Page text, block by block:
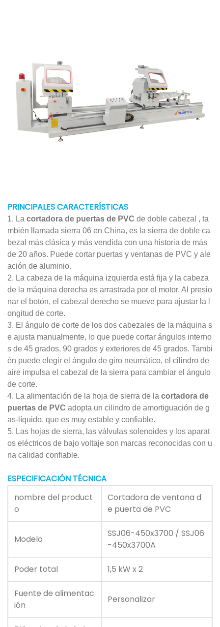
PRINCIPALES CARACTERÍSTICAS
1. La cortadora de puertas de PVC de doble cabezal , ta
mbién llamada sierra 06 en China, es la sierra de doble ca
bezal más clásica y más vendida con una historia de más
de 20 años. Puede cortar puertas y ventanas de PVC y ale
ación de aluminio.
2. La cabeza de la máquina izquierda está fija y la cabeza
de la máquina derecha es arrastrada por el motor. Al presio
nar el botón, el cabezal derecho se mueve para ajustar la l
ongitud de corte.
3. El ángulo de corte de los dos cabezales de la máquina s
e ajusta manualmente, lo que puede cortar ángulos interno
s de 45 grados, 90 grados y exteriores de 45 grados. Tambi
én puede elegir el ángulo de giro neumático, el cilindro de
aire impulsa el cabezal de la sierra para cambiar el ángulo
de corte.
4. La alimentación de la hoja de sierra de la cortadora de
puertas de PVC adopta un cilindro de amortiguación de g
as-líquido, que es muy estable y confiable.
5. Las hojas de sierra, las válvulas solenoides y los aparat
os eléctricos de bajo voltaje son marcas reconocidas con u
na calidad confiable.
ESPECIFICACIÓN TÉCNICA
nombre del product
o
Cortadora de ventana d
e puerta de PVC
Modelo
SSJ06-450x3700 / SSJ06
-450x3700A
Poder total 1,5 kW x 2
Fuente de alimentac
ión
Personalizar